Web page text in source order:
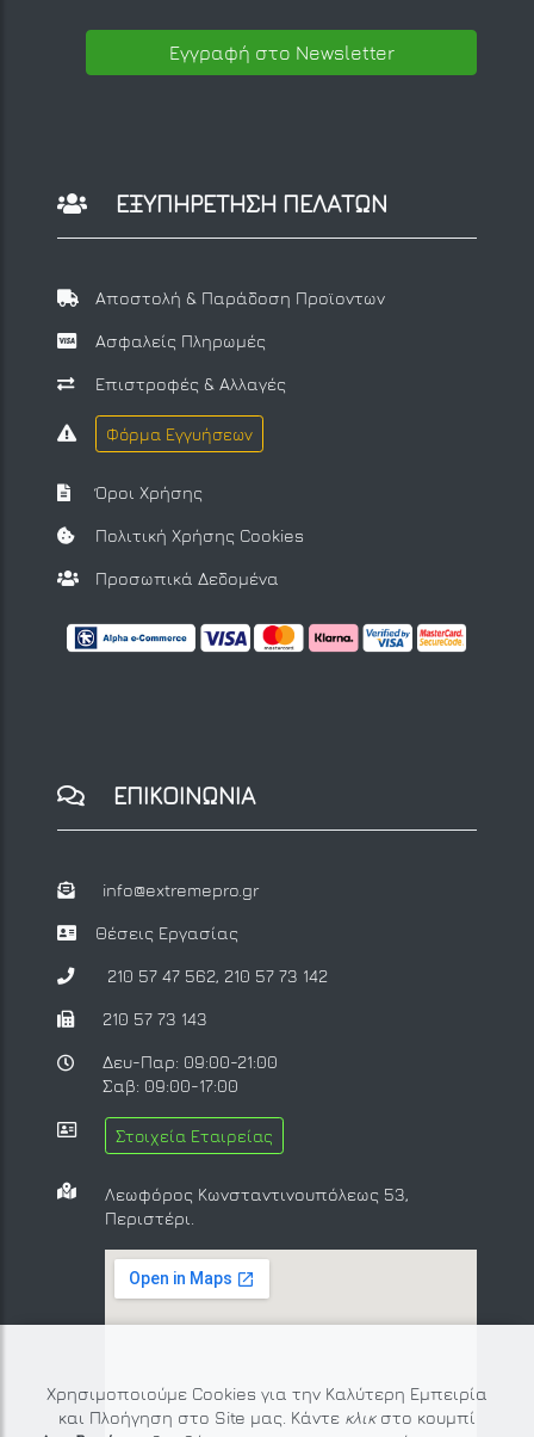
Χρησιμοποιούμε Cookies για την Καλύτερη Εμπειρία
και Πλοήγηση στο Site μας. Κάντε κλικ στο κουμπί
Εγγραφή στο Newsletter
ΕΞΥΠΗΡΕΤΗΣΗ ΠΕΛΑΤΩΝ
Αποστολή & Παράδοση Προϊοντων
Ασφαλείς Πληρωμές
Επιστροφές & Αλλαγές
Φόρμα Εγγυήσεων
Όροι Χρήσης
Πολιτική Χρήσης Cookies
Προσωπικά Δεδομένα
ΕΠΙΚΟΙΝΩΝΙΑ
info@extremepro.gr
Θέσεις Εργασίας
210 57 47 562, 210 57 73 142
210 57 73 143
Δευ-Παρ: 09:00-21:00
Σαβ: 09:00-17:00
Στοιχεία Εταιρείας
Λεωφόρος Κωνσταντινουπόλεως 53,
Περιστέρι.